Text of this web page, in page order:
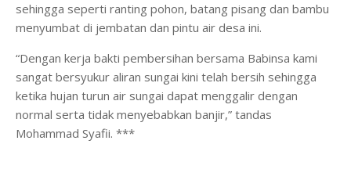
sehingga seperti ranting pohon, batang pisang dan bambu
menyumbat di jembatan dan pintu air desa ini.
“Dengan kerja bakti pembersihan bersama Babinsa kami
sangat bersyukur aliran sungai kini telah bersih sehingga
ketika hujan turun air sungai dapat menggalir dengan
normal serta tidak menyebabkan banjir,” tandas
Mohammad Syafii. ***